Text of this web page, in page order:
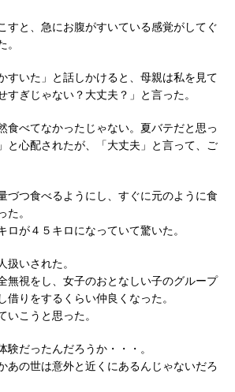
すと、急にお腹がすいている感覚がしてぐ
すいた」と話しかけると、母親は私を見て
すぎじゃない？大丈夫？」と言った。
食べてなかったじゃない。夏バテだと思っ
と心配されたが、「大丈夫」と言って、ご
づつ食べるようにし、すぐに元のように食
。
ロが４５キロになっていて驚いた。
扱いされた。
無視をし、女子のおとなしい子のグループ
借りをするくらい仲良くなった。
こうと思った。
だったんだろうか・・・。
あの世は意外と近くにあるんじゃないだろ